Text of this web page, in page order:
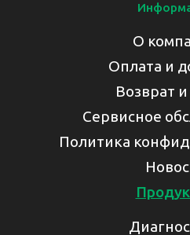
О
Оплата и
Возврат
Сервисное
Политика